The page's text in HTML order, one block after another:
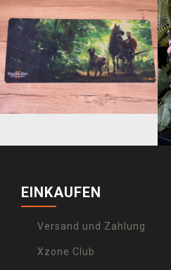
EINKAUFEN
Versand und Zahlung
Xzone Club